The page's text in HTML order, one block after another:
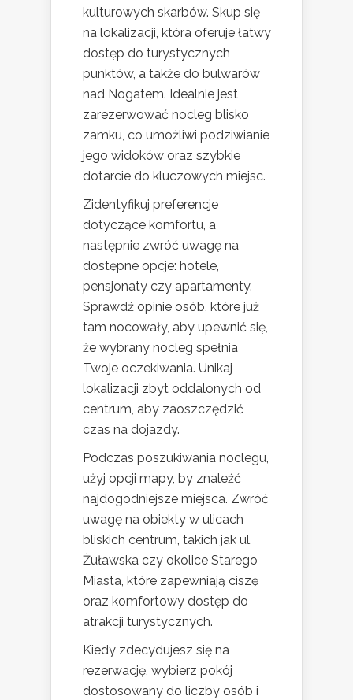
kulturowych skarbów. Skup się
na lokalizacji, która oferuje łatwy
dostęp do turystycznych
punktów, a także do bulwarów
nad Nogatem. Idealnie jest
zarezerwować nocleg blisko
zamku, co umożliwi podziwianie
jego widoków oraz szybkie
dotarcie do kluczowych miejsc.
Zidentyfikuj preferencje
dotyczące komfortu, a
następnie zwróć uwagę na
dostępne opcje: hotele,
pensjonaty czy apartamenty.
Sprawdź opinie osób, które już
tam nocowały, aby upewnić się,
że wybrany nocleg spełnia
Twoje oczekiwania. Unikaj
lokalizacji zbyt oddalonych od
centrum, aby zaoszczędzić
czas na dojazdy.
Podczas poszukiwania noclegu,
użyj opcji mapy, by znaleźć
najdogodniejsze miejsca. Zwróć
uwagę na obiekty w ulicach
bliskich centrum, takich jak ul.
Żuławska czy okolice Starego
Miasta, które zapewniają ciszę
oraz komfortowy dostęp do
atrakcji turystycznych.
Kiedy zdecydujesz się na
rezerwację, wybierz pokój
dostosowany do liczby osób i